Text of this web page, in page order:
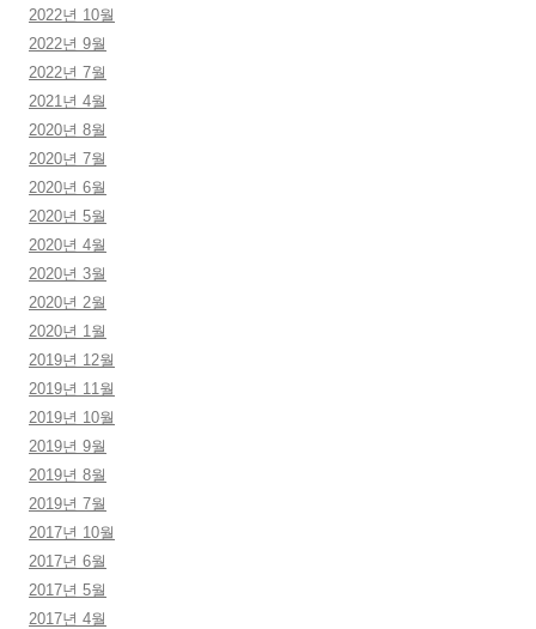
2022년 10월
2022년 9월
2022년 7월
2021년 4월
2020년 8월
2020년 7월
2020년 6월
2020년 5월
2020년 4월
2020년 3월
2020년 2월
2020년 1월
2019년 12월
2019년 11월
2019년 10월
2019년 9월
2019년 8월
2019년 7월
2017년 10월
2017년 6월
2017년 5월
2017년 4월